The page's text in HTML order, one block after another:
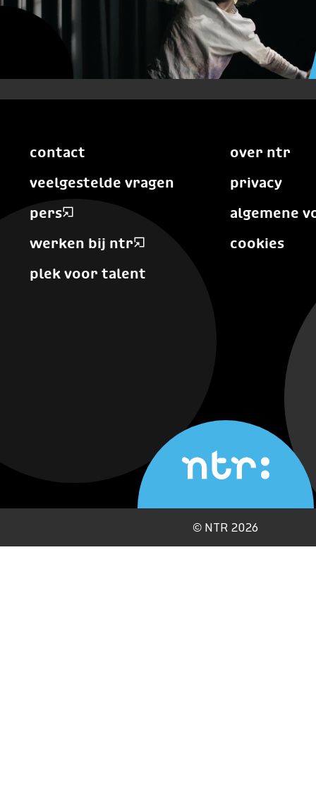
contact
veelgestelde vragen
pers
werken bij ntr
plek voor talent
over ntr
privacy
algemene
cookies
© NTR 2026